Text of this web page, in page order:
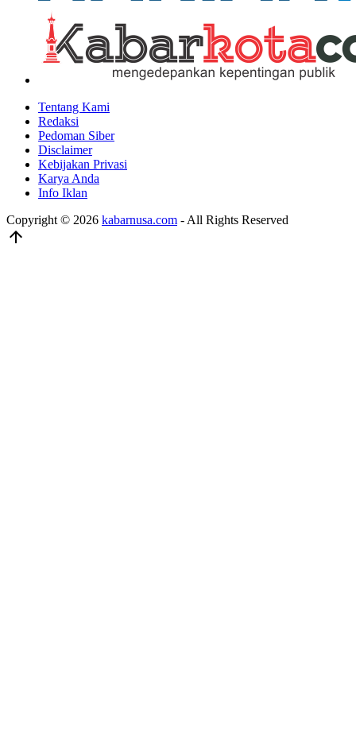
Tentang Kami
Redaksi
Pedoman Siber
Disclaimer
Kebijakan Privasi
Karya Anda
Info Iklan
Copyright © 2026 kabarnusa.com - All Rights Reserved
arrow_upward